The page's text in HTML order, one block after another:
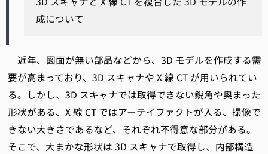
成について
近年、図面が無い部品などから、3D モデルを作成する需
要が高まっており、3D スキャナや X 線 CT が用いられてい
る。しかし、3D スキャナでは取得できない鋭角や奥まった
形状がある、X 線 CT ではアーテイファクトが入る、撮像で
きない大きさであるなど、それぞれ不得意な部分がある。
そこで、大まかな形状は 3D スキャナで取得し、内部構造